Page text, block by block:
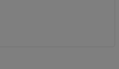
i nytt fönster.